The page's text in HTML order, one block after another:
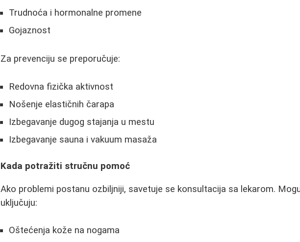
Trudnoća i hormonalne promene
Gojaznost
Za prevenciju se preporučuje:
Redovna fizička aktivnost
Nošenje elastičnih čarapa
Izbegavanje dugog stajanja u mestu
Izbegavanje sauna i vakuum masaža
Kada potražiti stručnu pomoć
Ako problemi postanu ozbiljniji, savetuje se konsultacija sa lekarom.
uključuju:
Oštećenja kože na nogama